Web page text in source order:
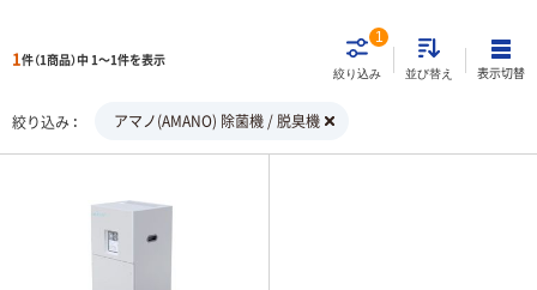
1件（1商品）中 1～1件を表示
絞り込み
1
並び替え 表示切替
絞り込み アマノ(AMANO) 除菌機 / 脱臭機